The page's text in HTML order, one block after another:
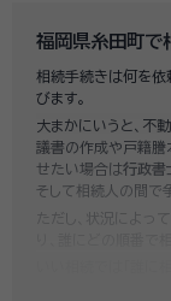
せると100万円近く
いい相続では、お客
もり をお出ししてお
み依頼することも可
福岡県糸田町で
相続手続きは何を依
びます。
大まかにいうと、不
議書の作成や戸籍謄
せたい場合は行政書
そして相続人の間で
ただし、状況によっ
いい相続では「誰に